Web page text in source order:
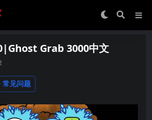
Grab 3000中文
常见问题